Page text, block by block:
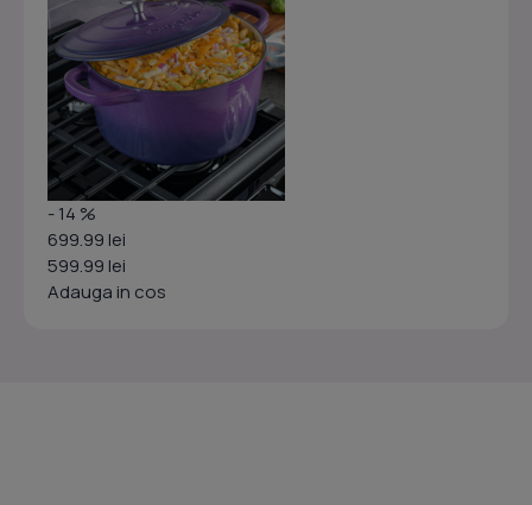
- 14 %
699.99 lei
599.99 lei
Adauga in cos